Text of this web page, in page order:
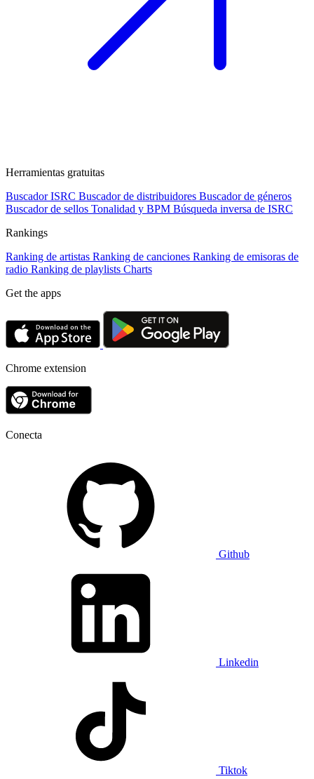
Herramientas gratuitas
Buscador ISRC Buscador de distribuidores Buscador de géneros
Buscador de sellos Tonalidad y BPM Búsqueda inversa de ISRC
Rankings
Ranking de artistas Ranking de canciones Ranking de emisoras de
radio Ranking de playlists Charts
Get the apps
Chrome extension
Conecta
Github
Linkedin
Tiktok